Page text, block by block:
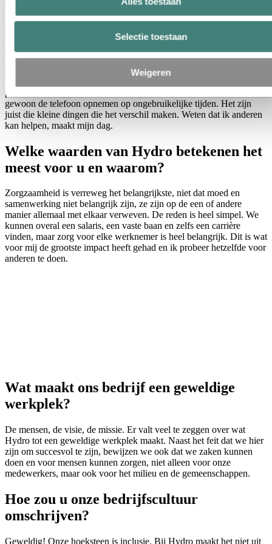
Selectie toestaan
Weigeren
Ik zou zeggen: de steun die ik zelf heb ervaren. We hebben allemaal
wel eens in situaties gezeten die we niet prettig vonden, maar het
gaat erom hoe we daarmee omgaan.
Voor mij is het vanzelfsprekend om anderen te helpen zoals ik zelf
ben geholpen. Dat kan zo eenvoudig zijn als iets vertalen, een
procedure uitleggen, naast iemand gaan zitten en luisteren, of
gewoon de telefoon opnemen op ongebruikelijke tijden. Het zijn
juist die kleine dingen die het verschil maken. Weten dat ik anderen
kan helpen, maakt mijn dag.
Welke waarden van Hydro betekenen het
meest voor u en waarom?
Zorgzaamheid is verreweg het belangrijkste, niet dat moed en
samenwerking niet belangrijk zijn, ze zijn op de een of andere
manier allemaal met elkaar verweven. De reden is heel simpel. We
kunnen overal een salaris, een vaste baan en zelfs een carrière
vinden, maar zorg voor elke werknemer is heel belangrijk. Dit is wat
voor mij de grootste impact heeft gehad en ik probeer hetzelfde voor
anderen te doen.
Wat maakt ons bedrijf een geweldige
werkplek?
De mensen, de visie, de missie. Er valt veel te zeggen over wat
Hydro tot een geweldige werkplek maakt. Naast het feit dat we hier
zijn om succesvol te zijn, bewijzen we ook dat we zaken kunnen
doen en voor mensen kunnen zorgen, niet alleen voor onze
medewerkers, maar ook voor het milieu en de gemeenschappen.
Hoe zou u onze bedrijfscultuur
omschrijven?
Geweldig! Onze hoeksteen is inclusie. Bij Hydro maakt het niet uit